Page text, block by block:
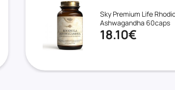
Sky Premium Life
Ashwagandha 60caps
18.10€